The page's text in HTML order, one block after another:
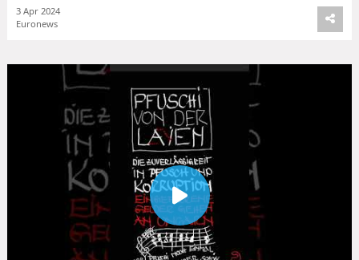
3 Apr 2024
Euronews